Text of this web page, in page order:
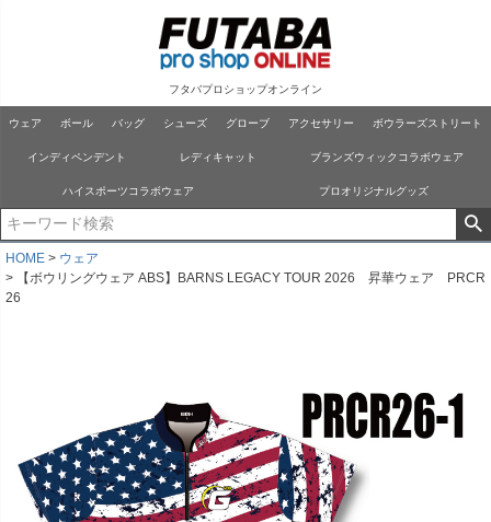
フタバプロショップオンライン
ウェア ボール バッグ シューズ グローブ アクセサリー ボウラーズストリート
インディペンデント レディキャット ブランズウィックコラボウェア
ハイスポーツコラボウェア プロオリジナルグッズ
HOME
ウェア
【ボウリングウェア ABS】BARNS LEGACY TOUR 2026 昇華ウェア PRCR
26